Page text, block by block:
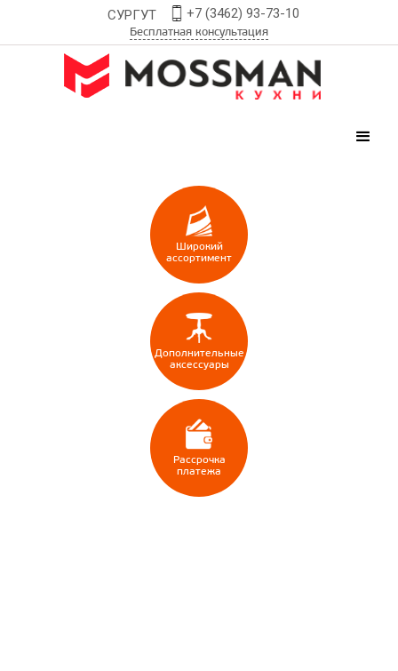
СУРГУТ +7 (3462) 93-73-10
Бесплатная консультация
Широкий
ассортимент
Дополнительные
аксессуары
Рассрочка
платежа